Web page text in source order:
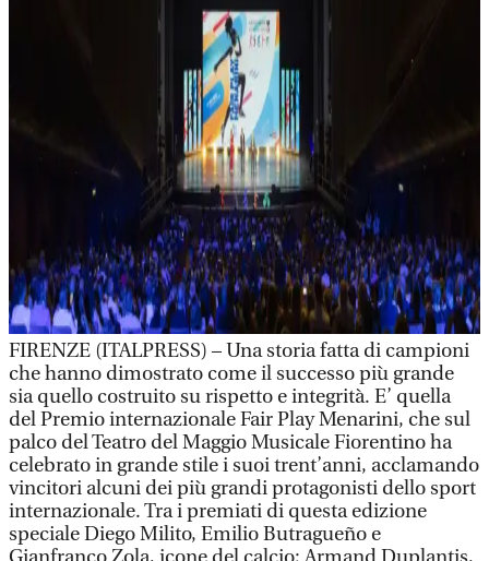
FIRENZE (ITALPRESS) – Una storia fatta di campioni
che hanno dimostrato come il successo più grande
sia quello costruito su rispetto e integrità. E’ quella
del Premio internazionale Fair Play Menarini, che sul
palco del Teatro del Maggio Musicale Fiorentino ha
celebrato in grande stile i suoi trent’anni, acclamando
vincitori alcuni dei più grandi protagonisti dello sport
internazionale. Tra i premiati di questa edizione
speciale Diego Milito, Emilio Butragueño e